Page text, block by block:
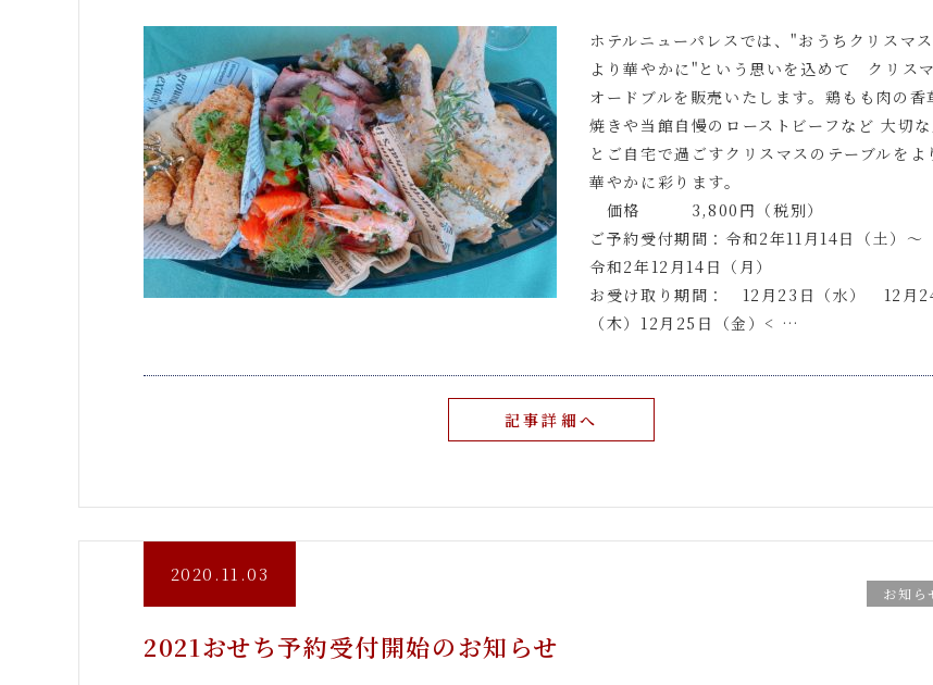
ホテルニューパレスでは、"おうちクリスマ
より華やかに"という思いを込めて クリス
オードブルを販売いたします。鶏もも肉の香
焼きや当館自慢のローストビーフなど 大切な
とご自宅で過ごすクリスマスのテーブルをよ
華やかに彩ります。
価格 3,800円（税別）
ご予約受付期間：令和2年11月14日（土）
令和2年12月14日（月）
お受け取り期間： 12月23日（水） 12月
（木）12月25日（金）< …
記事詳細へ
2020.11.03
お知ら
2021おせち予約受付開始のお知らせ